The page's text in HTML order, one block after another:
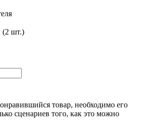
(2 шт.)
товар, необходимо его
сценариев того, как это можно